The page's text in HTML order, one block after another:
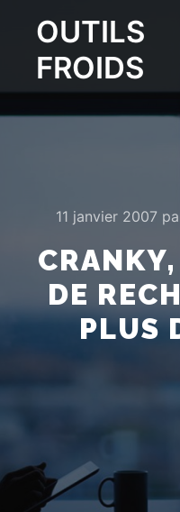
OUTILS
FROIDS
11 janvier 2007
DE
PLUS